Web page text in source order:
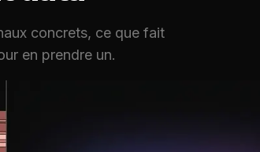
concrets, ce que fait
en prendre un.